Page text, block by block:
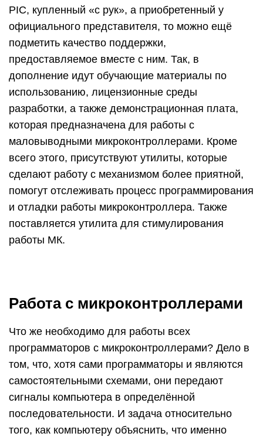
PIC, купленный «с рук», а приобретенный у
официального представителя, то можно ещё
подметить качество поддержки,
предоставляемое вместе с ним. Так, в
дополнение идут обучающие материалы по
использованию, лицензионные среды
разработки, а также демонстрационная плата,
которая предназначена для работы с
маловыводными микроконтроллерами. Кроме
всего этого, присутствуют утилиты, которые
сделают работу с механизмом более приятной,
помогут отслеживать процесс программирования
и отладки работы микроконтроллера. Также
поставляется утилита для стимулирования
работы МК.
Работа с микроконтроллерами
Что же необходимо для работы всех
программаторов с микроконтроллерами? Дело в
том, что, хотя сами программаторы и являются
самостоятельными схемами, они передают
сигналы компьютера в определённой
последовательности. И задача относительно
того, как компьютеру объяснить, что именно